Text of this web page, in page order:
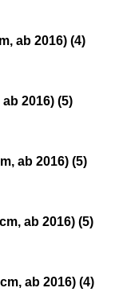
ab 2016) (4)
ab 2016) (5)
ab 2016) (5)
ab 2016) (5)
ab 2016) (4)